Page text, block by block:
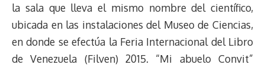
la sala que lleva el mismo nombre del científico,
ubicada en las instalaciones del Museo de Ciencias,
en donde se efectúa la Feria Internacional del Libro
de Venezuela (Filven) 2015. “Mi abuelo Convit”